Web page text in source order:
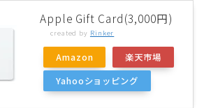
Apple Gift Card(3,000円)
created by Rinker
Amazon
楽天市場
Yahooショッピング